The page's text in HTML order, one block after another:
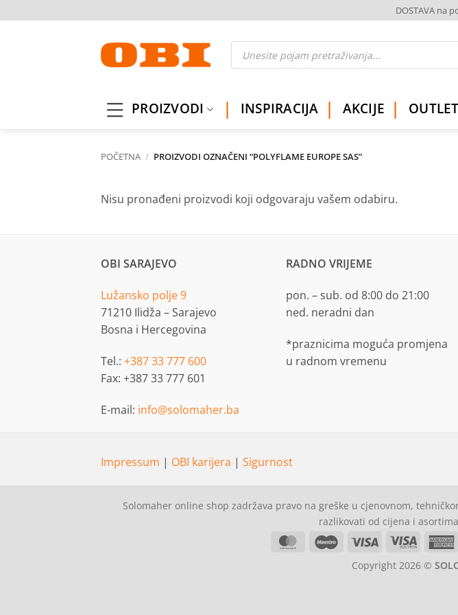
to
DOSTAVA na
Products
search
PROIZVODI INSPIRACIJA AKCIJE OUTLET
POČETNA / PROIZVODI OZNAČENI “POLYFLAME EUROPE SAS”
Nisu pronađeni proizvodi koji odgovaraju vašem odabiru.
OBI SARAJEVO
Lužansko polje 9
71210 Ilidža – Sarajevo
Bosna i Hercegovina
Tel.: +387 33 777 600
Fax: +387 33 777 601
E-mail: info@solomaher.ba
RADNO VRIJEME
pon. – sub. od 8:00 do 21:00
ned. neradni dan
*praznicima moguća promjena
u radnom vremenu
Impressum | OBI karijera | Sigurnost
Solomaher online shop zadržava pravo na greške u cjenovnom,
razlikovati od cijena i
MasterCardMaestro Visa
Visa
Copyright 2026 ©